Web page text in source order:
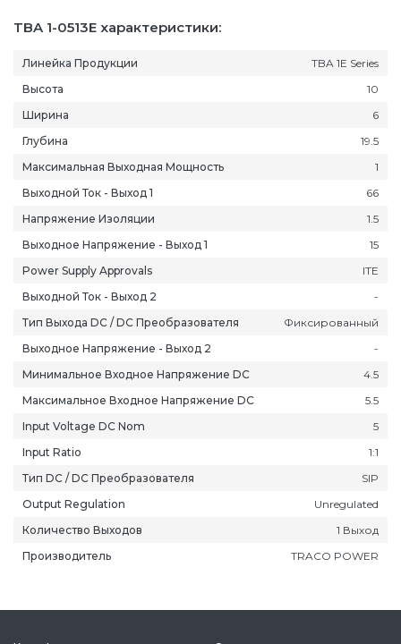
TBA 1-0513E характеристики:
Линейка Продукции
TBA 1E Series
Высота
10
Ширина
6
Глубина
19.5
Максимальная Выходная Мощность
1
Выходной Ток - Выход 1
66
Напряжение Изоляции
1.5
Выходное Напряжение - Выход 1
15
Power Supply Approvals
ITE
Выходной Ток - Выход 2
-
Тип Выхода DC / DC Преобразователя
Фиксированный
Выходное Напряжение - Выход 2
-
Минимальное Входное Напряжение DC
4.5
Максимальное Входное Напряжение DC
5.5
Input Voltage DC Nom
5
Input Ratio
1:1
Тип DC / DC Преобразователя
SIP
Output Regulation
Unregulated
Количество Выходов
1 Выход
Производитель
TRACO POWER
Липецк
Магадан
Магас
Нижний Новгород
Новокузнецк
Подольск